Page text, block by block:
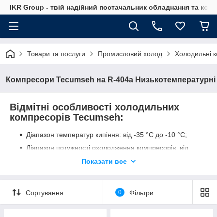
IKR Group - твій надійний постачальник обладнання та
Товари та послуги Промисловий холод Холодильні
Компресори Tecumseh на R-404a Низькотемпературні
Відмітні особливості холодильних
компресорів Tecumseh:
Діапазон температур кипіння: від -35 °С до -10 °С;
Діапазон потужності охолодження компресорів: від
також малошумни;
Широкий модельний ряд Tecumseh дозволяє
Показати все
Сортування 0 Фільтри